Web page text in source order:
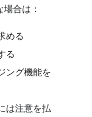
合は：
める
る
ング機能を
は注意を払